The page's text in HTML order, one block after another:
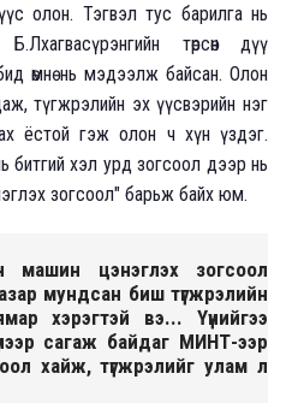
олон. Тэгвэл тус барилга нь
Б.Лхагвасүрэнгийн төрсөн дүү
өмнө нь мэдээлж байсан. Олон
түгжрэлийн эх үүсвэрийн нэг
ёстой гэж олон ч хүн үздэг.
битгий хэл урд зогсоол дээр нь
зогсоол" барьж байх юм.
машин цэнэглэх зогсоол
мундсан биш түгжрэлийн
хэрэгтэй вэ... Үүнийгээ
сагаж байдаг МИНТ-ээр
хайж, түгжрэлийг улам л